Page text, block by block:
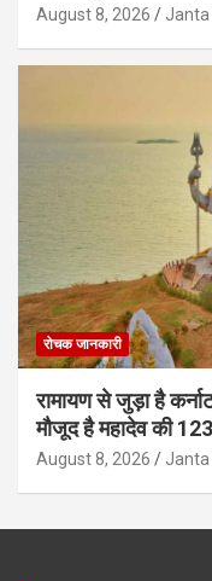
August 8, 2026
रोचक जानकारी
रामायण से जुड़ा है
मौजूद है महादेव की
August 8, 2026